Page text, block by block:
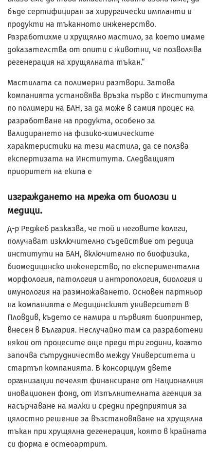
бъде сертифициран за хирургически импланти и
продукти на тъканното инженерство.
Разработихме и хрущялно мастило, за което имаме
доказателства от опити с животни, че позволява
регенерация на хрущялната тъкан.“
Мастилата са полимерни разтвори. Затова
компанията установява връзка първо с Института
по полимери на БАН, за да може в самия процес на
разработване на продукта, особено за
валидирането на физико-химическите
характеристики на тези мастила, да се ползва
експертизата на Института. Следващият
приоритет на екипа е
изграждането на мрежа от биолози и
медици.
Д-р Реджеб разказва, че той и неговите колеги,
получават изключително съдействие от редица
институти на БАН, включително по биофизика,
биомедицинско инженерство, по експериментална
морфология, патология и антропология, биология и
имунология на размножаването. Основен партньор
на компанията е Медицинският университет в
Пловдив, където се намира и първият биопринтер,
внесен в България. Неслучайно там са разработени
някои от процесите още преди три години, когато
започва сътрудничество между Университета и
стартъп компанията. В консорциум двете
организации печелят финансиране от Националния
иновационен фонд, от Изпълнителната агенция за
насърчаване на малки и средни предприятия за
цялостно решение за възстановяване на хрущялна
тъкан при хрущялна дегенерация, която в крайната
си форма е остеоартрит.